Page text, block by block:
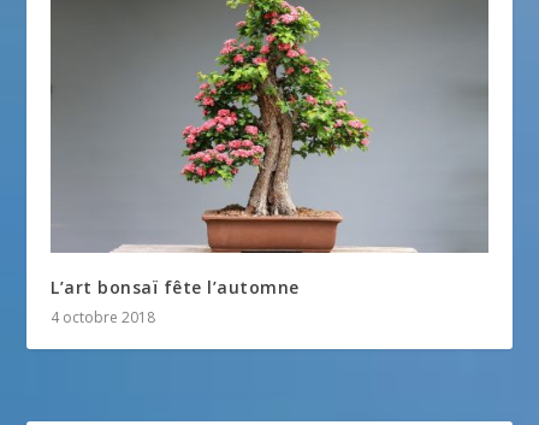
L’art bonsaï fête l’automne
4 octobre 2018